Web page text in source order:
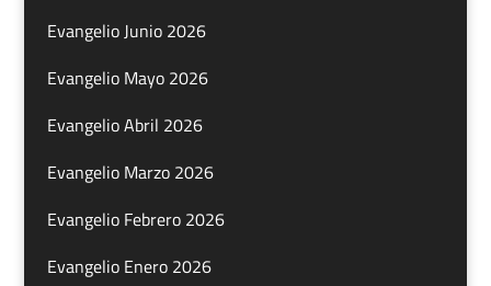
Evangelio Junio 2026
Evangelio Mayo 2026
Evangelio Abril 2026
Evangelio Marzo 2026
Evangelio Febrero 2026
Evangelio Enero 2026